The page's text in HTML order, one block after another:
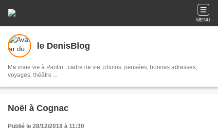
MENU
le DenisBlog
Ma vraie vie à Pantin : cadre de vie, photos, pensées, bonnes adresses,
voyages, théâtre ...
Noël à Cognac
Publié le 28/12/2018 à 11:30